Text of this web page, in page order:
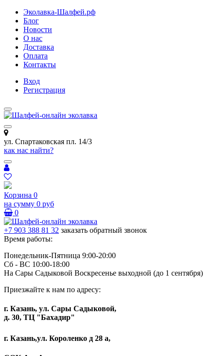
Эколавка-Шалфей.рф
Блог
Новости
О нас
Доставка
Оплата
Контакты
Вход
Регистрация
ул. Спартаковская пл. 14/3
как нас найти?
Корзина 0
на сумму 0 руб
0
+7 903 388 81 32 заказать обратный звонок
Время работы:
Понедельник-Пятница 9:00-20:00
Сб - ВС 10:00-18:00
На Сары Садыковой Воскресенье выходной (до 1 сентября)
Приезжайте к нам по адресу:
г. Казань, ул. Сары Садыковой,
д. 30, ТЦ "Бахадир"
г. Казань,ул. Короленко д 28 а,